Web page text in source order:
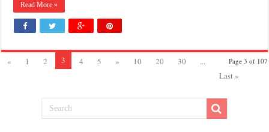
Read More »
Page 3 of 107
« 1 2 3 4 5 » 10 20 30
...
Last »